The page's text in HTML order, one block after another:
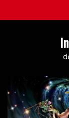
to